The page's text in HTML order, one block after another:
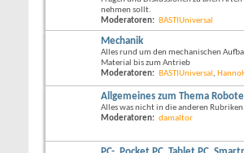
nehmen sollt.
Moderatoren: BASTIUniversal
Mechanik
Alles rund um den mechanischen
Material bis zum Antrieb
Moderatoren: BASTIUniversal ,
Allgemeines zum Thema
Alles was nicht in die anderen
Moderatoren: damaltor